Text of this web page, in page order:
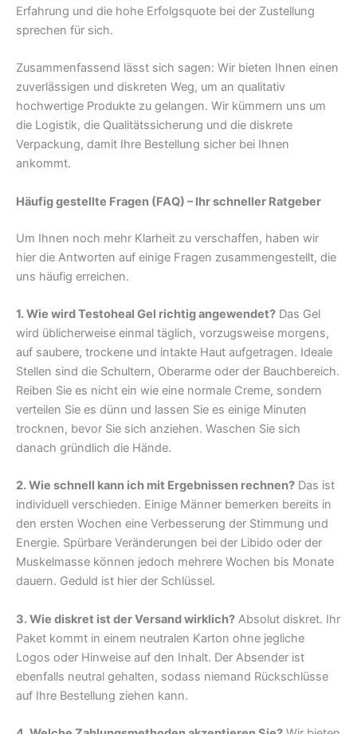
Erfahrung und die hohe Erfolgsquote bei der Zustellung
sprechen für sich.
Zusammenfassend lässt sich sagen: Wir bieten Ihnen einen
zuverlässigen und diskreten Weg, um an qualitativ
hochwertige Produkte zu gelangen. Wir kümmern uns um
die Logistik, die Qualitätssicherung und die diskrete
Verpackung, damit Ihre Bestellung sicher bei Ihnen
ankommt.
Häufig gestellte Fragen (FAQ) – Ihr schneller Ratgeber
Um Ihnen noch mehr Klarheit zu verschaffen, haben wir
hier die Antworten auf einige Fragen zusammengestellt, die
uns häufig erreichen.
1. Wie wird Testoheal Gel richtig angewendet? Das Gel
wird üblicherweise einmal täglich, vorzugsweise morgens,
auf saubere, trockene und intakte Haut aufgetragen. Ideale
Stellen sind die Schultern, Oberarme oder der Bauchbereich.
Reiben Sie es nicht ein wie eine normale Creme, sondern
verteilen Sie es dünn und lassen Sie es einige Minuten
trocknen, bevor Sie sich anziehen. Waschen Sie sich
danach gründlich die Hände.
2. Wie schnell kann ich mit Ergebnissen rechnen? Das ist
individuell verschieden. Einige Männer bemerken bereits in
den ersten Wochen eine Verbesserung der Stimmung und
Energie. Spürbare Veränderungen bei der Libido oder der
Muskelmasse können jedoch mehrere Wochen bis Monate
dauern. Geduld ist hier der Schlüssel.
3. Wie diskret ist der Versand wirklich? Absolut diskret. Ihr
Paket kommt in einem neutralen Karton ohne jegliche
Logos oder Hinweise auf den Inhalt. Der Absender ist
ebenfalls neutral gehalten, sodass niemand Rückschlüsse
auf Ihre Bestellung ziehen kann.